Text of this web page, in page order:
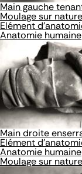
Main gauche
Moulage sur nature
Elément
Anatomie humaine
Main droite
Elément
Anatomie humaine
Moulage sur nature